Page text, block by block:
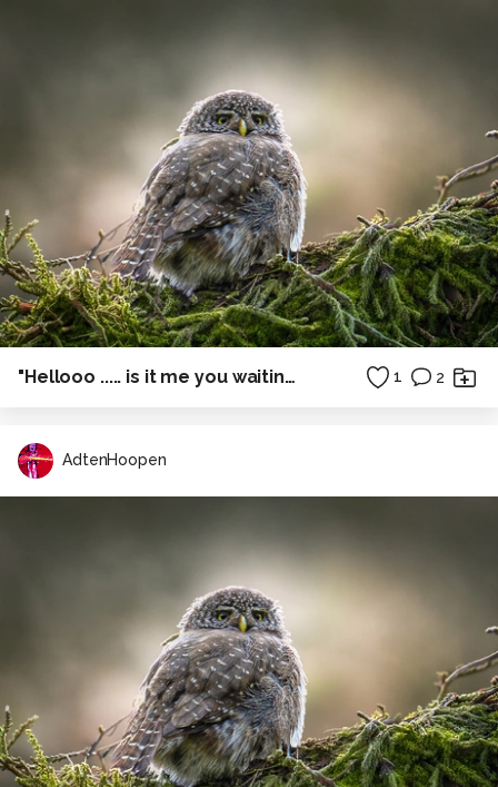
"Hellooo ..... is it me you waiting for !?" 1 2
AdtenHoopen